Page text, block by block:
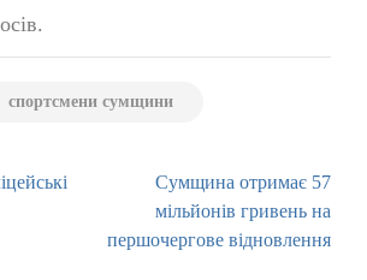
спортсмени сумщини
Сумщина отримає 57
мільйонів гривень на
першочергове відновлення